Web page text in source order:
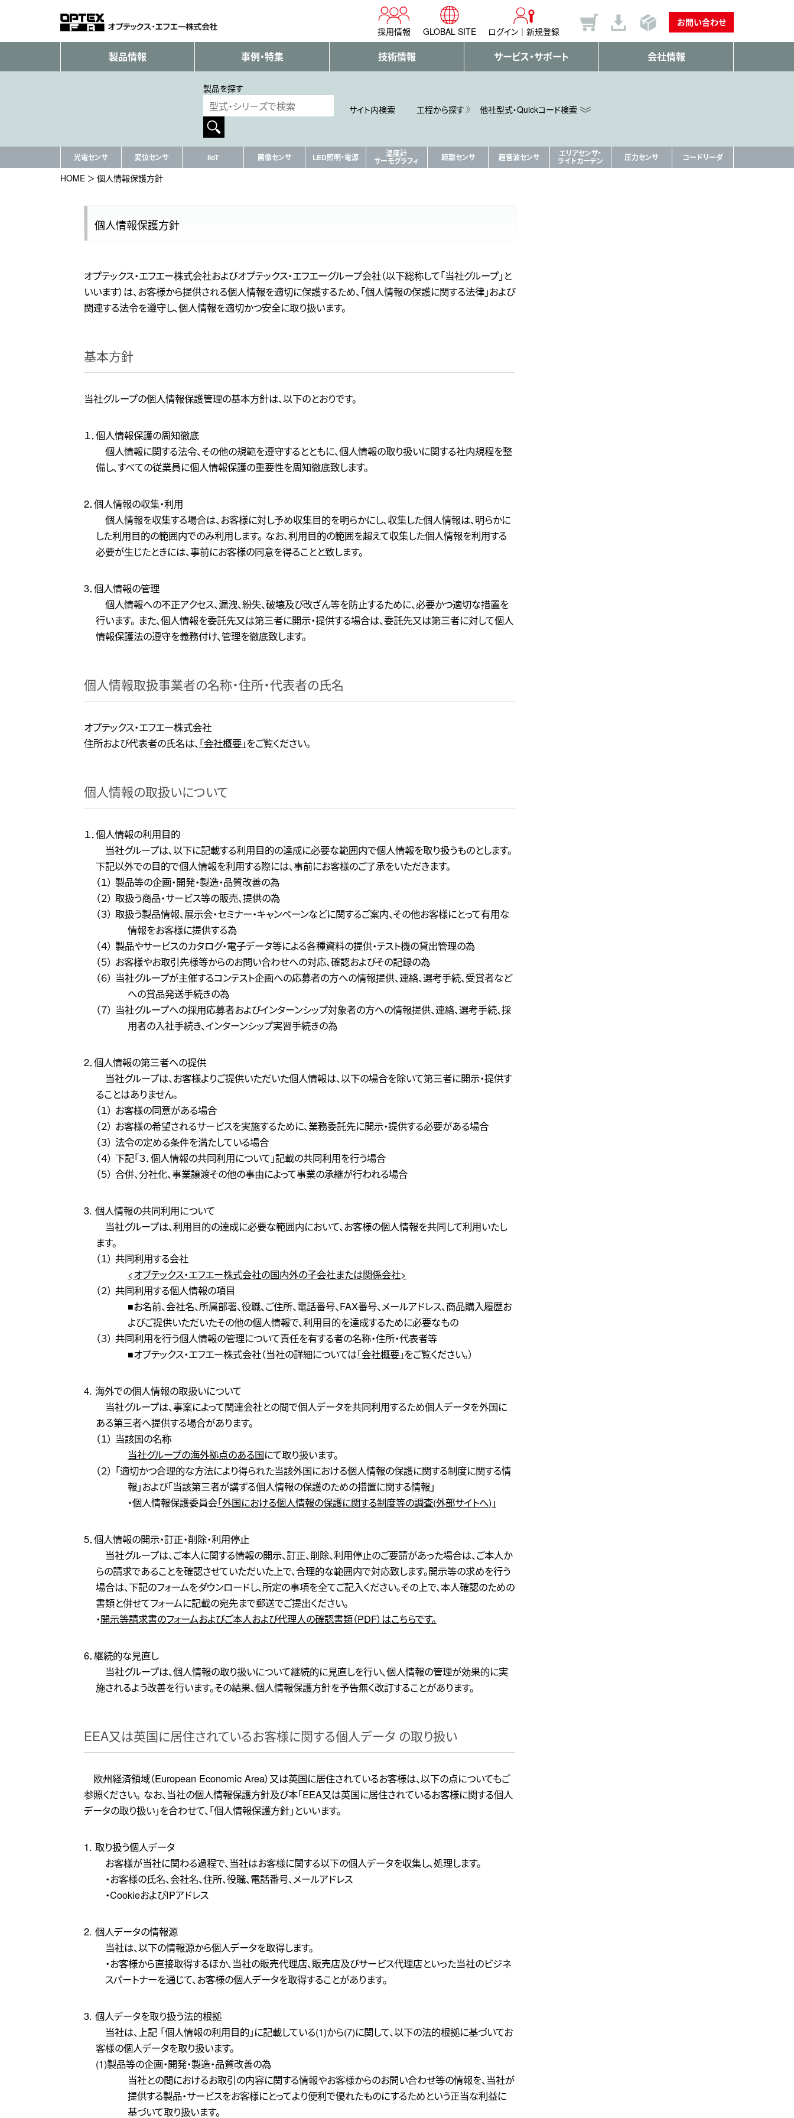
採用情報 GLOBAL SITE ログイン 新規登録
お問い合わせ
製品情報 事例・特集 技術情報 サービス・サポート 会社情報
製品を探す
サイト内検索
工程から探す 他社型式・Quickコード検索
光電センサ 変位センサ IIoT 画像センサ LED照明・電源 温度計
サーモグラフィ 距離センサ 超音波センサ エリアセンサ・
ライトカーテン 圧力センサ コードリーダ
HOME 個人情報保護方針
個人情報保護方針
オプテックス・エフエー株式会社およびオプテックス・エフエーグループ会社（以下総称して「当社グループ」と
いいます）は、お客様から提供される個人情報を適切に保護するため、「個人情報の保護に関する法律」および
関連する法令を遵守し、個人情報を適切かつ安全に取り扱います。
基本方針
当社グループの個人情報保護管理の基本方針は、以下のとおりです。
１．個人情報保護の周知徹底
個人情報に関する法令、その他の規範を遵守するとともに、個人情報の取り扱いに関する社内規程を整
備し、すべての従業員に個人情報保護の重要性を周知徹底致します。
2．個人情報の収集・利用
個人情報を収集する場合は、お客様に対し予め収集目的を明らかにし、収集した個人情報は、明らかに
した利用目的の範囲内でのみ利用します。 なお、利用目的の範囲を超えて収集した個人情報を利用する
必要が生じたときには、事前にお客様の同意を得ることと致します。
3．個人情報の管理
個人情報への不正アクセス、漏洩、紛失、破壊及び改ざん等を防止するために、必要かつ適切な措置を
行います。 また、個人情報を委託先又は第三者に開示・提供する場合は、委託先又は第三者に対して個人
情報保護法の遵守を義務付け、管理を徹底致します。
個人情報取扱事業者の名称・住所・代表者の氏名
オプテックス・エフエー株式会社
住所および代表者の氏名は、 「会社概要」をご覧ください。
個人情報の取扱いについて
１．個人情報の利用目的
当社グループは､以下に記載する利用目的の達成に必要な範囲内で個人情報を取り扱うものとします。
下記以外での目的で個人情報を利用する際には、事前にお客様のご了承をいただきます。
（１） 製品等の企画・開発・製造・品質改善の為
（２） 取扱う商品・サービス等の販売、提供の為
（３） 取扱う製品情報、展示会・セミナー・キャンペーンなどに関するご案内、その他お客様にとって有用な
情報をお客様に提供する為
（４） 製品やサービスのカタログ・電子データ等による各種資料の提供・テスト機の貸出管理の為
（５） お客様やお取引先様等からのお問い合わせへの対応、確認およびその記録の為
（６） 当社グループが主催するコンテスト企画への応募者の方への情報提供、連絡、選考手続、受賞者など
への賞品発送手続きの為
（７） 当社グループへの採用応募者およびインターンシップ対象者の方への情報提供、連絡、選考手続、採
用者の入社手続き、インターンシップ実習手続きの為
2．個人情報の第三者への提供
当社グループは、お客様よりご提供いただいた個人情報は、以下の場合を除いて第三者に開示・提供す
ることはありません。
（１） お客様の同意がある場合
（２） お客様の希望されるサービスを実施するために、業務委託先に開示・提供する必要がある場合
（３） 法令の定める条件を満たしている場合
（４） 下記「３．個人情報の共同利用について」記載の共同利用を行う場合
（５） 合併、分社化、事業譲渡その他の事由によって事業の承継が行われる場合
3. 個人情報の共同利用について
当社グループは、利用目的の達成に必要な範囲内において、お客様の個人情報を共同して利用いたし
ます。
（１） 共同利用する会社
<オプテックス・エフエー株式会社の国内外の子会社または関係会社>
（２） 共同利用する個人情報の項目
■お名前、会社名、所属部署、役職、ご住所、電話番号、FAX番号、メールアドレス、商品購入履歴お
よびご提供いただいたその他の個人情報で、利用目的を達成するために必要なもの
（３） 共同利用を行う個人情報の管理について責任を有する者の名称・住所・代表者等
■オプテックス・エフエー株式会社（当社の詳細については「会社概要」をご覧ください。）
4. 海外での個人情報の取扱いについて
当社グループは、事案によって関連会社との間で個人データを共同利用するため個人データを外国に
ある第三者へ提供する場合があります。
（１） 当該国の名称
当社グループの海外拠点のある国にて取り扱います。
（２） 「適切かつ合理的な方法により得られた当該外国における個人情報の保護に関する制度に関する情
報」および「当該第三者が講ずる個人情報の保護のための措置に関する情報」
・個人情報保護委員会「外国における個人情報の保護に関する制度等の調査(外部サイトへ)」
5．個人情報の開示・訂正・削除・利用停止
当社グループは、ご本人に関する情報の開示、訂正、削除、利用停止のご要請があった場合は、ご本人か
らの請求であることを確認させていただいた上で、合理的な範囲内で対応致します。開示等の求めを行う
場合は、下記のフォームをダウンロードし、所定の事項を全てご記入ください。その上で、本人確認のための
書類と併せてフォームに記載の宛先まで郵送でご提出ください。
・開示等請求書のフォームおよびご本人および代理人の確認書類（PDF）はこちらです。
6．継続的な見直し
当社グループは、個人情報の取り扱いについて継続的に見直しを行い、個人情報の管理が効果的に実
施されるよう改善を行います。その結果、個人情報保護方針を予告無く改訂することがあります。
EEA又は英国に居住されているお客様に関する個人データ の取り扱い
欧州経済領域（European Economic Area）又は英国に居住されているお客様は、以下の点についてもご
参照ください。 なお、当社の個人情報保護方針及び本「EEA又は英国に居住されているお客様に関する個人
データの取り扱い」を合わせて、「個人情報保護方針」といいます。
1. 取り扱う個人データ
お客様が当社に関わる過程で、当社はお客様に関する以下の個人データを収集し、処理します。
・お客様の氏名、会社名、住所、役職、電話番号、メールアドレス
・CookieおよびIPアドレス
2. 個人データの情報源
当社は、以下の情報源から個人データを取得します。
・お客様から直接取得するほか、当社の販売代理店、販売店及びサービス代理店といった当社のビジネ
スパートナーを通じて、お客様の個人データを取得することがあります。
3. 個人データを取り扱う法的根拠
当社は、上記 「個人情報の利用目的」に記載している(1)から(7)に関して、以下の法的根拠に基づいてお
客様の個人データを取り扱います。
(1)製品等の企画・開発・製造・品質改善の為
当社との間におけるお取引の内容に関する情報やお客様からのお問い合わせ等の情報を、当社が
提供する製品・サービスをお客様にとってより便利で優れたものにするためという正当な利益に
基づいて取り扱います。